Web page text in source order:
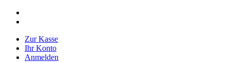
Zur Kasse
Ihr Konto
Anmelden